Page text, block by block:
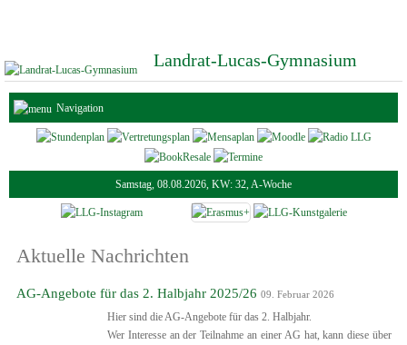
Landrat-Lucas-Gymnasium
Navigation
Samstag, 08.08.2026, KW: 32, A-Woche
Aktuelle Nachrichten
AG-Angebote für das 2. Halbjahr 2025/26 09. Februar 2026
Hier sind die AG-Angebote für das 2. Halbjahr.
Wer Interesse an der Teilnahme an einer AG hat, kann diese über